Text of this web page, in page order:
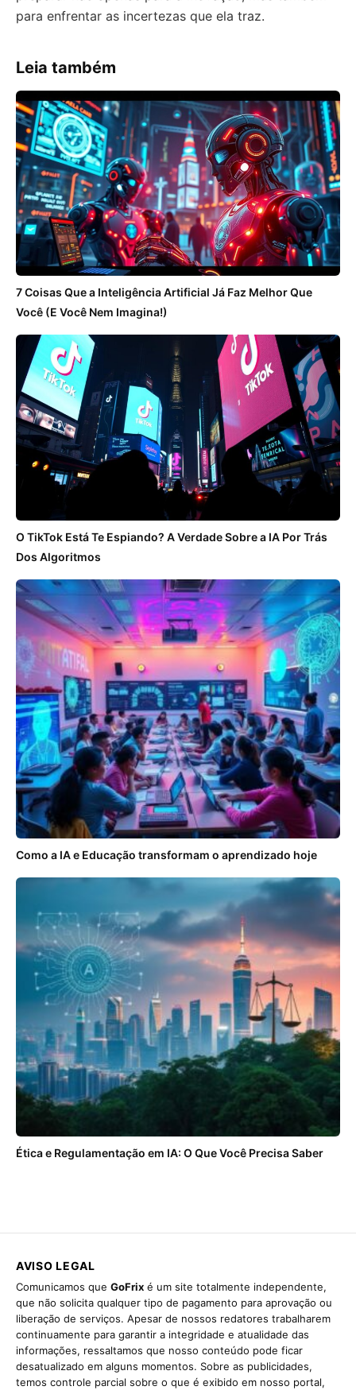
para enfrentar as incertezas que ela traz.
Leia também
7 Coisas Que a Inteligência Artificial Já Faz Melhor Que
Você (E Você Nem Imagina!)
O TikTok Está Te Espiando? A Verdade Sobre a IA Por Trás
Dos Algoritmos
Como a IA e Educação transformam o aprendizado hoje
Ética e Regulamentação em IA: O Que Você Precisa Saber
AVISO LEGAL
Comunicamos que GoFrix é um site totalmente independente,
que não solicita qualquer tipo de pagamento para aprovação ou
liberação de serviços. Apesar de nossos redatores trabalharem
continuamente para garantir a integridade e atualidade das
informações, ressaltamos que nosso conteúdo pode ficar
desatualizado em alguns momentos. Sobre as publicidades,
temos controle parcial sobre o que é exibido em nosso portal,